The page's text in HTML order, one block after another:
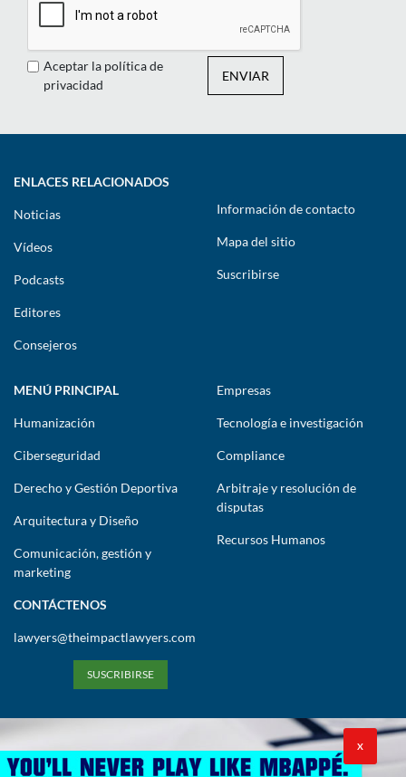
Aceptar la política de
privacidad
ENVIAR
ENLACES RELACIONADOS
Noticias
Vídeos
Podcasts
Editores
Consejeros
Información de contacto
Mapa del sitio
Suscribirse
MENÚ PRINCIPAL
Humanización
Ciberseguridad
Derecho y Gestión Deportiva
Arquitectura y Diseño
Comunicación, gestión y
marketing
Empresas
Tecnología e investigación
Compliance
Arbitraje y resolución de
disputas
Recursos Humanos
CONTÁCTENOS
lawyers@theimpactlawyers.com
SUSCRIBIRSE
X